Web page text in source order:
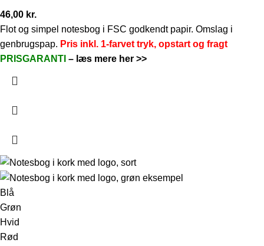
46,00 kr.
Flot og simpel notesbog i FSC godkendt papir. Omslag i
genbrugspap. Pris inkl. 1-farvet tryk, opstart og fragt
PRISGARANTI – læs mere her >>
Blå
Grøn
Hvid
Rød